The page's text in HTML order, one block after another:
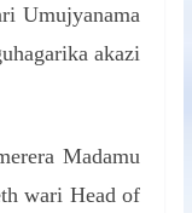
Umujyanama
akazi
Madamu
wari Head of